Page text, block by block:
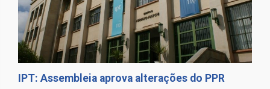
IPT: Assembleia aprova alterações do PPR